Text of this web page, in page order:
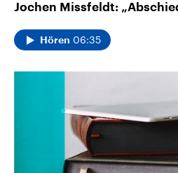
Jochen Missfeldt:
Hören 06:35